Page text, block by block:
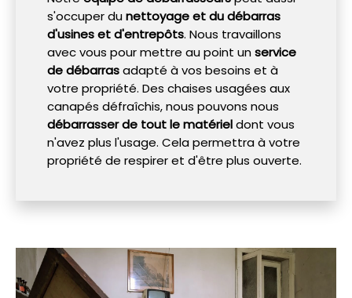
s'occuper dunettoyage et du débarras
d'usines et d'entrepôts. Nous travaillons
avec vous pour mettre au point unservice
de débarrasadapté à vos besoins et à
votre propriété. Des chaises usagées aux
canapés défraîchis, nous pouvons nous
débarrasser de tout le matérieldont vous
n'avez plus l'usage. Cela permettra à votre
propriété de respirer et d'être plus ouverte.